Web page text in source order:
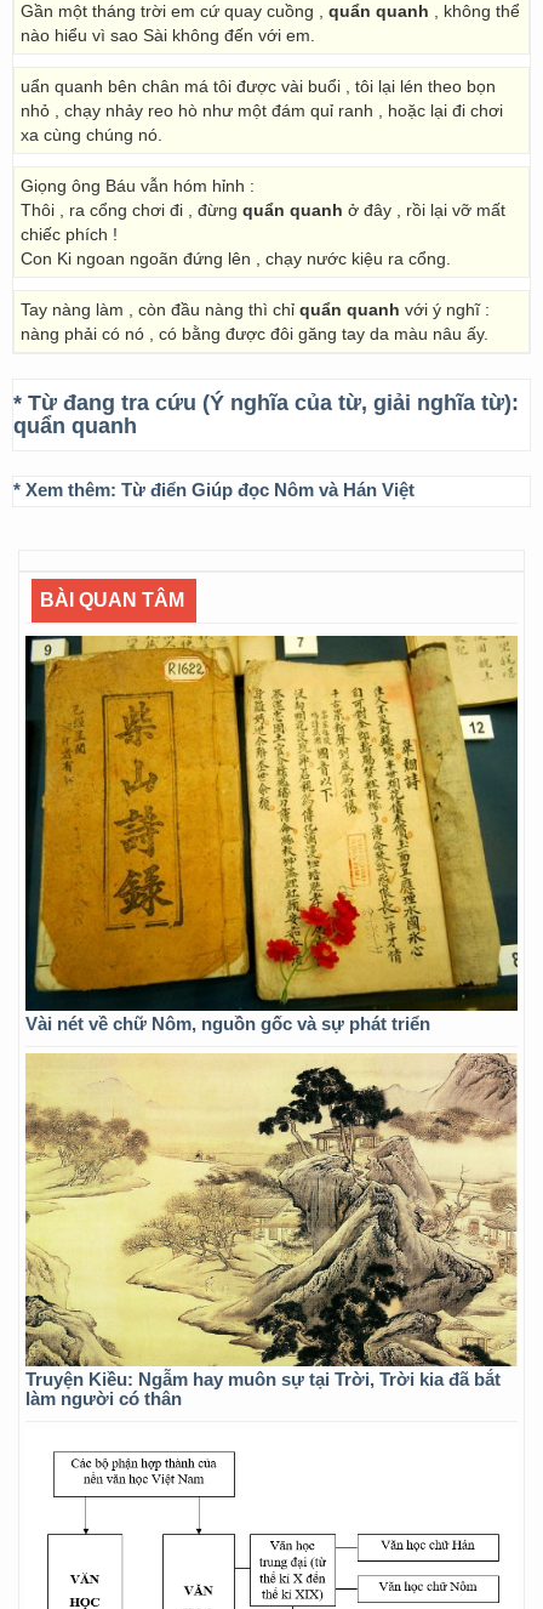
Gần một tháng trời em cứ quay cuồng , quẩn quanh , không thể
nào hiểu vì sao Sài không đến với em.
uẩn quanh bên chân má tôi được vài buổi , tôi lại lén theo bọn
nhỏ , chạy nhảy reo hò như một đám quỉ ranh , hoặc lại đi chơi
xa cùng chúng nó.
Giọng ông Báu vẫn hóm hỉnh :
Thôi , ra cổng chơi đi , đừng quẩn quanh ở đây , rồi lại vỡ mất
chiếc phích !
Con Ki ngoan ngoãn đứng lên , chạy nước kiệu ra cổng.
Tay nàng làm , còn đầu nàng thì chỉ quẩn quanh với ý nghĩ :
nàng phải có nó , có bằng được đôi găng tay da màu nâu ấy.
* Từ đang tra cứu (Ý nghĩa của từ, giải nghĩa từ):
quẩn quanh
* Xem thêm: Từ điển Giúp đọc Nôm và Hán Việt
BÀI QUAN TÂM
Vài nét về chữ Nôm, nguồn gốc và sự phát triển
Truyện Kiều: Ngẫm hay muôn sự tại Trời, Trời kia đã bắt
làm người có thân